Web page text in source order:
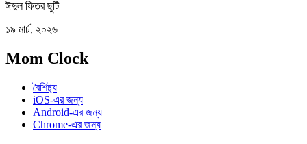
ঈদুল ফিতর ছুটি
১৯ মার্চ, ২০২৬
Mom Clock
বৈশিষ্ট্য
iOS-এর জন্য
Android-এর জন্য
Chrome-এর জন্য